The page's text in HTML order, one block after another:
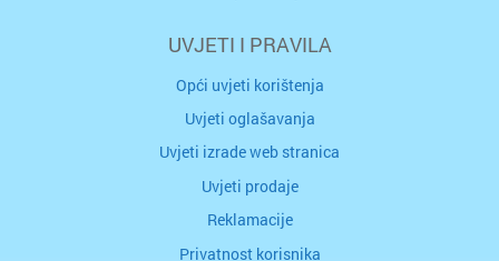
UVJETI I PRAVILA
Opći uvjeti korištenja
Uvjeti oglašavanja
Uvjeti izrade web stranica
Uvjeti prodaje
Reklamacije
Privatnost korisnika